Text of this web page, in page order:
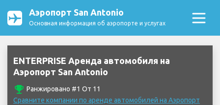
Аэропорт San Antonio
Основная информация об аэропорте и услугах
ENTERPRISE Аренда автомобиля на
Аэропорт San Antonio
emoji_events Ранжировано #1 От 11
Сравните компании по аренде автомобилей на Аэропорт